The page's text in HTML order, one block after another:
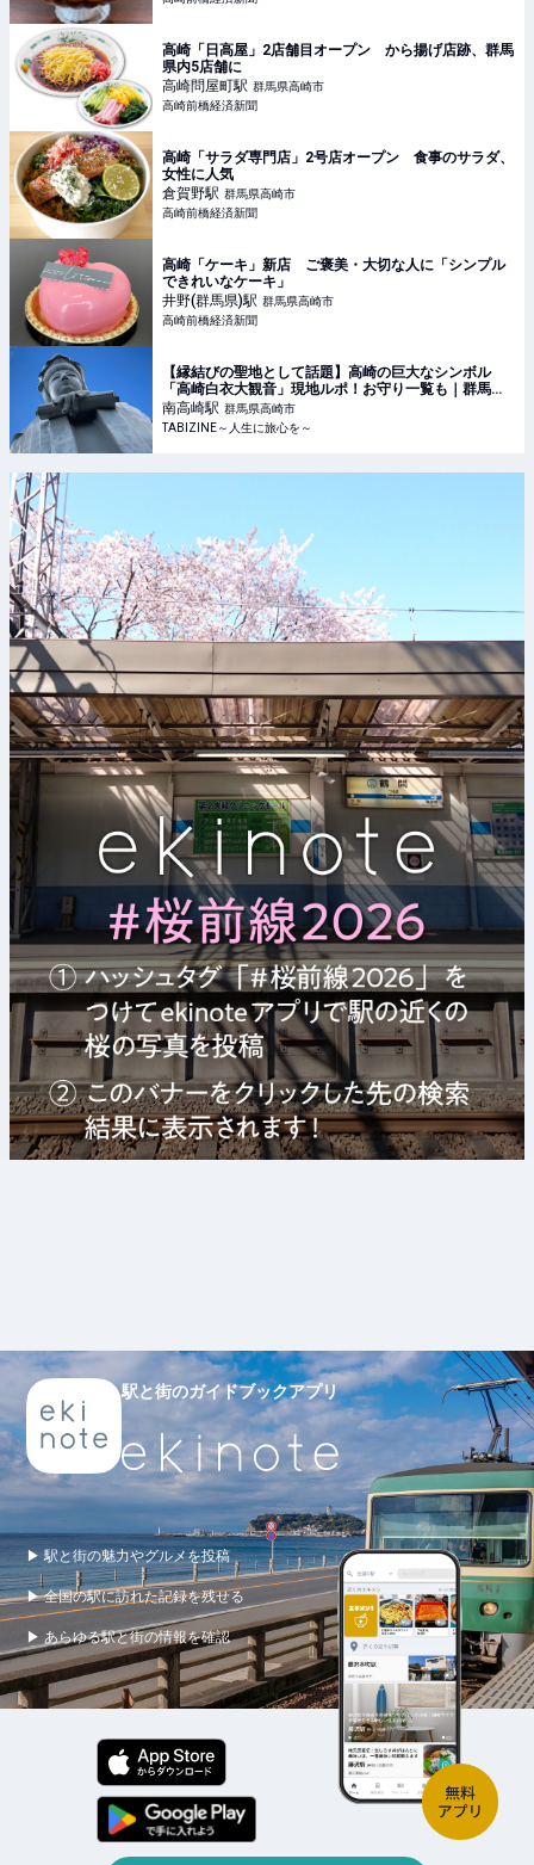
高崎「日高屋」2店舗目オープン から揚げ店跡、群馬
県内5店舗に
高崎問屋町駅 群馬県高崎市
高崎前橋経済新聞
高崎「サラダ専門店」2号店オープン 食事のサラダ、
女性に人気
倉賀野駅 群馬県高崎市
高崎前橋経済新聞
高崎「ケーキ」新店 ご褒美・大切な人に「シンプル
できれいなケーキ」
井野(群馬県)駅 群馬県高崎市
高崎前橋経済新聞
【縁結びの聖地として話題】高崎の巨大なシンボル
「高崎白衣大観音」現地ルポ！お守り一覧も｜群馬県 |
TABIZINE～人生に旅心を～
南高崎駅 群馬県高崎市
TABIZINE～人生に旅心を～
駅と街のガイドブックアプリ
▶ 駅と街の魅力やグルメを投稿
▶ 全国の駅に訪れた記録を残せる
▶ あらゆる駅と街の情報を確認